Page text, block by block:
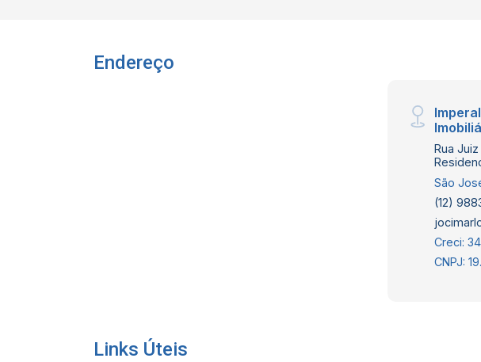
Endereço
Rua
São
(12)
Creci:
CNPJ:
Links Úteis